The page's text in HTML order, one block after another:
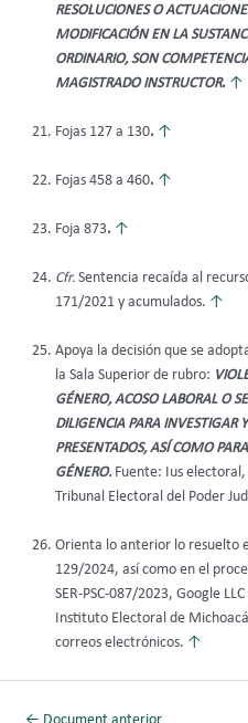
RESOLUCIONES O
MODIFICACIÓN EN LA
ORDINARIO, SON
MAGISTRADO INSTRUCTOR. ↑
Fojas 127 a 130. ↑
Fojas 458 a 460. ↑
Foja 873. ↑
Cfr. Sentencia recaída al
171/2021 y acumulados. ↑
Apoya la decisión que se
la Sala Superior de rubro:
GÉNERO, ACOSO LABORAL O
DILIGENCIA PARA INVESTIGAR
PRESENTADOS, ASÍ COMO
GÉNERO. Fuente: Ius
Tribunal Electoral del Poder
Orienta lo anterior lo resuelto
129/2024, así como en el
SER-PSC-087/2023, Google
Instituto Electoral de
correos electrónicos. ↑